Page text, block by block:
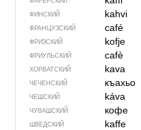
ФИНСКИЙ kahvi
ФРАНЦУЗСКИЙ café
ФРИЗСКИЙ kofje
ФРИУЛЬСКИЙ cafè
ХОРВАТСКИЙ kava
ЧЕЧЕНСКИЙ къахьо
ЧЕШСКИЙ káva
ЧУВАШСКИЙ кофе
ШВЕДСКИЙ kaffe